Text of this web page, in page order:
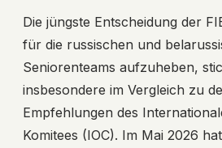
Die jüngste Entscheidung der
für die russischen und
Seniorenteams aufzuheben,
insbesondere im Vergleich zu
Empfehlungen des
Komitees (IOC). Im Mai 2026